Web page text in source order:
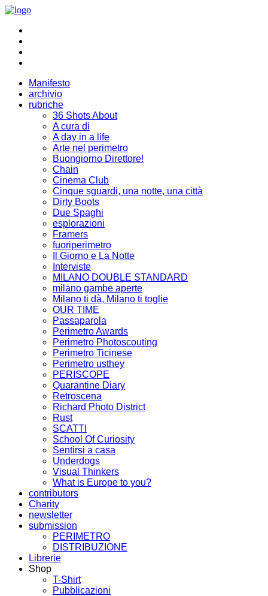
Manifesto
archivio
rubriche
36 Shots About
A cura di
A day in a life
Arte nel perimetro
Buongiorno Direttore!
Chain
Cinema Club
Cinque sguardi, una notte, una città
Dirty Boots
Due Spaghi
esplorazioni
Framers
fuoriperimetro
Il Giorno e La Notte
Interviste
MILANO DOUBLE STANDARD
milano gambe aperte
Milano ti dà, Milano ti toglie
OUR TIME
Passaparola
Perimetro Awards
Perimetro Photoscouting
Perimetro Ticinese
Perimetro usthey
PERISCOPE
Quarantine Diary
Retroscena
Richard Photo District
Rust
SCATTI
School Of Curiosity
Sentirsi a casa
Underdogs
Visual Thinkers
What is Europe to you?
contributors
Charity
newsletter
submission
PERIMETRO
DISTRIBUZIONE
Librerie
Shop
T-Shirt
Pubblicazioni